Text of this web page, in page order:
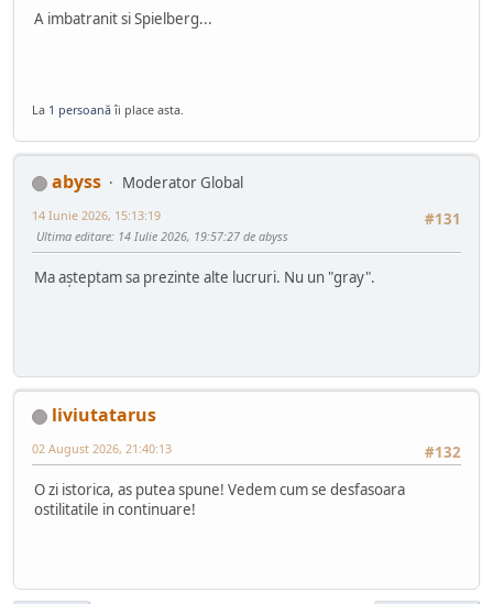
A imbatranit si Spielberg...
La 1 persoanăîi place asta.
abyss
Moderator Global
#131
14 Iunie 2026, 15:13:19
Ultima editare: 14 Iulie 2026, 19:57:27 de abyss
Ma așteptam sa prezinte alte lucruri. Nu un "gray".
liviutatarus
#132
02 August 2026, 21:40:13
O zi istorica, as putea spune! Vedem cum se desfasoara
ostilitatile in continuare!